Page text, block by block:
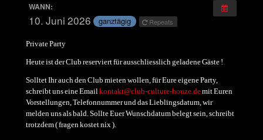
WANN:
10. Juni 2026 ganztägig Repeats
Private Party
Heute ist der Club reserviert für ausschliesslich geladene Gäste !
Solltet Ihr auch den Club mieten wollen, für Eure eigene Party,
schreibt uns eine Emailkontakt@club-culture-houze.demit Euren
Vorstellungen, Telefonnummer und das Lieblingsdatum, wir
melden uns als bald. Sollte Euer Wunschdatum belegt sein, schreibt
trotzdem ( fragen kostet nix ).